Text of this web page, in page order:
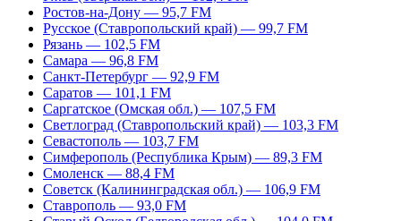
Ростов-на-Дону — 95,7 FM
Русское (Ставропольский край) — 99,7 FM
Рязань — 102,5 FM
Самара — 96,8 FM
Санкт-Петербург — 92,9 FM
Саратов — 101,1 FM
Саргатское (Омская обл.) — 107,5 FM
Светлоград (Ставропольский край) — 103,3 FM
Севастополь — 103,7 FM
Симферополь (Республика Крым) — 89,3 FM
Смоленск — 88,4 FM
Советск (Калининградская обл.) — 106,9 FM
Ставрополь — 93,0 FM